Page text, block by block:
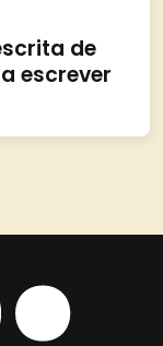
de
escrever